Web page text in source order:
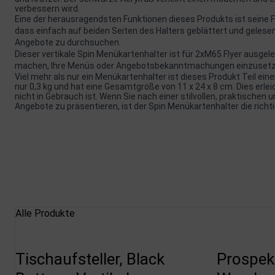
verbessern wird.
Eine der herausragendsten Funktionen dieses Produkts ist seine
dass einfach auf beiden Seiten des Halters geblättert und
Angebote zu durchsuchen.
Dieser vertikale Spin Menükartenhalter ist für 2xM65 Flyer
machen, Ihre Menüs oder Angebotsbekanntmachungen
Viel mehr als nur ein Menükartenhalter ist dieses Produkt Teil
nur 0,3 kg und hat eine Gesamtgröße von 11 x 24 x 8 cm. Dies
nicht in Gebrauch ist. Wenn Sie nach einer stilvollen, praktischen
Angebote zu präsentieren, ist der Spin Menükartenhalter die
Alle Produkte
Tischaufsteller, Black